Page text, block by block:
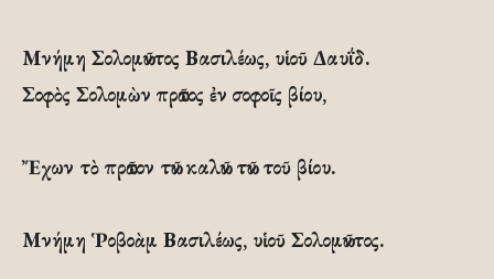
Μνήμη Σολομῶντος Βασιλέως, υἱοῦ Δαυΐδ.
Σοφὸς Σολομὼν πρῶτος ἐν σοφοῖς βίου,
Ἔχων τὸ πρῶτον τῶν καλῶν τῶν τοῦ βίου.
Μνήμη Ῥοβοὰμ Βασιλέως, υἱοῦ Σολομῶντος.